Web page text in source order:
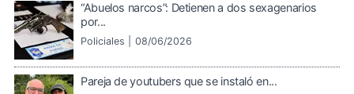
“Abuelos narcos”: Detienen a dos sexagenarios
por...
Policiales | 08/06/2026
Pareja de youtubers que se instaló en...